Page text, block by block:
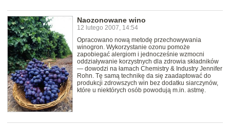
Naozonowane wino
12 lutego 2007, 14:54
Opracowano nową metodę przechowywania
winogron. Wykorzystanie ozonu pomoże
zapobiegać alergiom i jednocześnie wzmocni
oddziaływanie korzystnych dla zdrowia składników
— dowodzi na łamach Chemistry & Industry Jennifer
Rohn. Tę samą technikę da się zaadaptować do
produkcji zdrowszych win bez dodatku siarczynów,
które u niektórych osób powodują m.in. astmę.